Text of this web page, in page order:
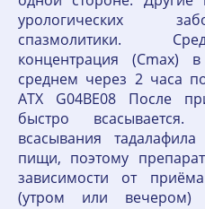
урологических
спазмолитики.
концентрация (Сmax)
среднем через 2 часа
АТХ G04BE08 После
быстро
всасывания
пищи, поэтому
зависимости от
(утром или вечером)